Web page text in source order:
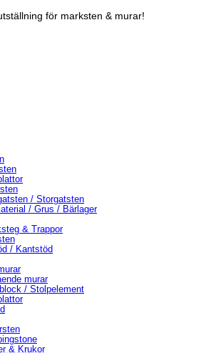
för marksten & murar!
/ Storgatsten
/ Grus / Bärlager
& Trappor
/ Kantstöd
murar
/ Stolpelement
& Krukor